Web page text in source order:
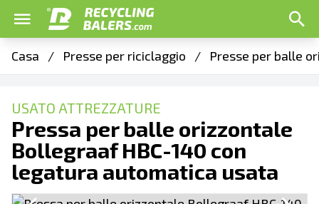
Casa / Presse per riciclaggio / Presse per balle
USATO ATTREZZATURE
Pressa per balle orizzontale
Bollegraaf HBC-140 con
legatura automatica usata